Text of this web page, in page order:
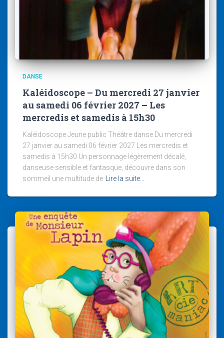
DANSE
Kaléidoscope – Du mercredi 27 janvier
au samedi 06 février 2027 – Les
mercredis et samedis à 15h30
Kaléidoscope Jeune public Théâtre danse Du mercredi
27 janvier au samedi 06 février 2027 Les mercredis et
samedis à 15h30 Un personnage légèrement décalé,
danseuse sensible et fantasque, découvre dans son
sommeil une multitude de Lire la suite…